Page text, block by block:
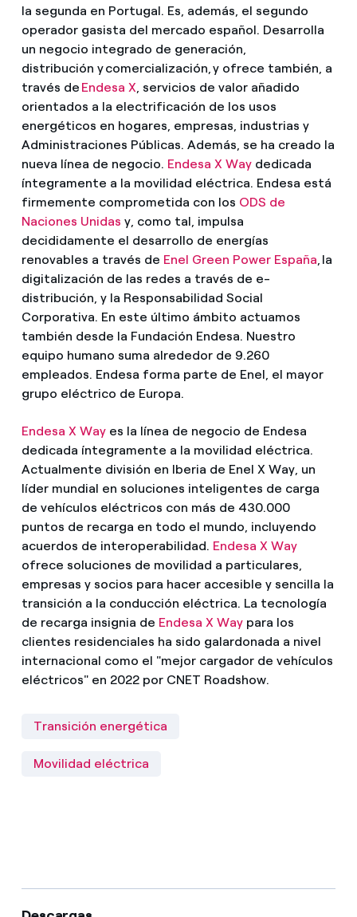
la segunda en Portugal. Es, además, el segundo
operador gasista del mercado español. Desarrolla
un negocio integrado de generación,
distribución y comercialización, y ofrece también, a
través de Endesa X , servicios de valor añadido
orientados a la electrificación de los usos
energéticos en hogares, empresas, industrias y
Administraciones Públicas. Además, se ha creado la
nueva línea de negocio. Endesa X Waydedicada
íntegramente a la movilidad eléctrica. Endesa está
firmemente comprometida con los ODS de
Naciones Unidas y, como tal, impulsa
decididamente el desarrollo de energías
renovables a través de Enel Green Power España , la
digitalización de las redes a través de e-
distribución, y la Responsabilidad Social
Corporativa. En este último ámbito actuamos
también desde la Fundación Endesa. Nuestro
equipo humano suma alrededor de 9.260
empleados. Endesa forma parte de Enel, el mayor
grupo eléctrico de Europa.
Endesa X Wayes la línea de negocio de Endesa
dedicada íntegramente a la movilidad eléctrica.
Actualmente división en Iberia de Enel X Way, un
líder mundial en soluciones inteligentes de carga
de vehículos eléctricos con más de 430.000
puntos de recarga en todo el mundo, incluyendo
acuerdos de interoperabilidad. Endesa X Way
ofrece soluciones de movilidad a particulares,
empresas y socios para hacer accesible y sencilla la
transición a la conducción eléctrica. La tecnología
de recarga insignia de Endesa X Waypara los
clientes residenciales ha sido galardonada a nivel
internacional como el "mejor cargador de vehículos
eléctricos" en 2022 por CNET Roadshow.
Transición energética
Movilidad eléctrica